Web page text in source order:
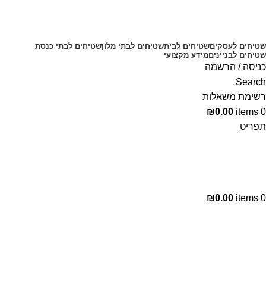
שטיחים לעסקיםשטיחים לביתשטיחים לבתי מלוןשטיחים לבתי כנסת
שטיחים לבנייניםמידע מקצועי
כניסה / הרשמה
Search
רשימת משאלות
0
items
₪0.00
תפריט
0
items
₪0.00